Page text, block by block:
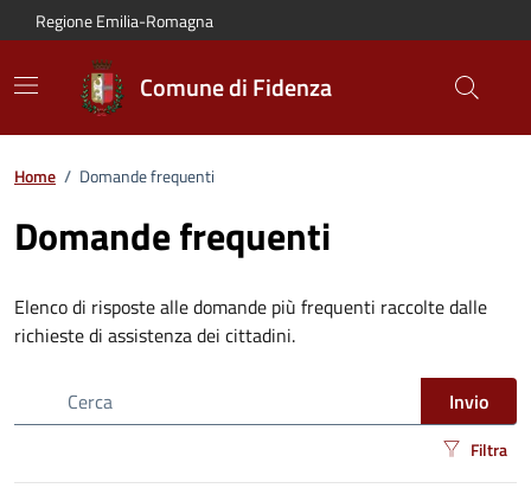
Vai al contenuto principale
Vai alla navigazione del sito
Vai al piede di pagina
Regione Emilia-Romagna
Comune di Fidenza
Home / Domande frequenti
Domande frequenti
Elenco di risposte alle domande più frequenti raccolte dalle
richieste di assistenza dei cittadini.
Invio
risultati di ricerca Filtra